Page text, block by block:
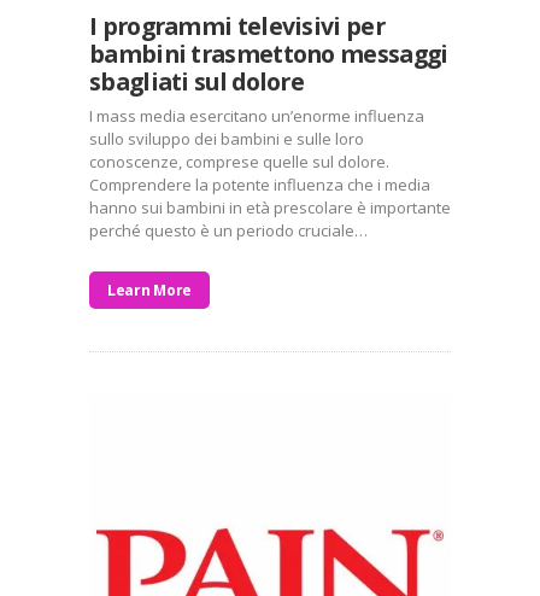
I programmi televisivi per
bambini trasmettono messaggi
sbagliati sul dolore
I mass media esercitano un’enorme influenza
sullo sviluppo dei bambini e sulle loro
conoscenze, comprese quelle sul dolore.
Comprendere la potente influenza che i media
hanno sui bambini in età prescolare è importante
perché questo è un periodo cruciale…
Learn More